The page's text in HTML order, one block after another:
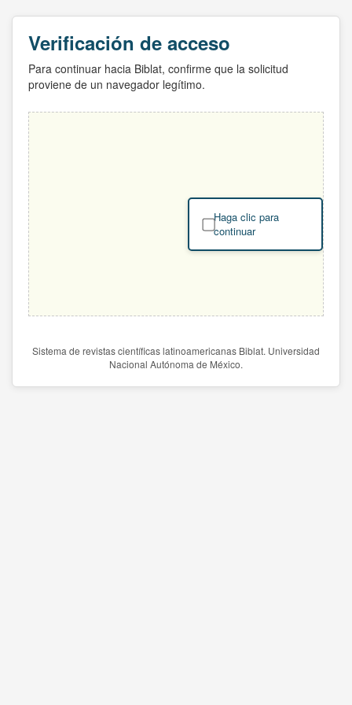
Verificación de acceso
Para continuar hacia Biblat, confirme que la solicitud
proviene de un navegador legítimo.
Haga clic para
continuar
Sistema de revistas científicas latinoamericanas Biblat. Universidad
Nacional Autónoma de México.